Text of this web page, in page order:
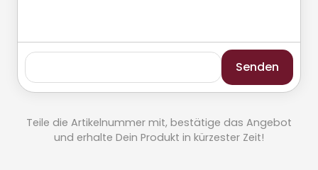
Senden
Teile die Artikelnummer mit, bestätige das Angebot
und erhalte Dein Produkt in kürzester Zeit!